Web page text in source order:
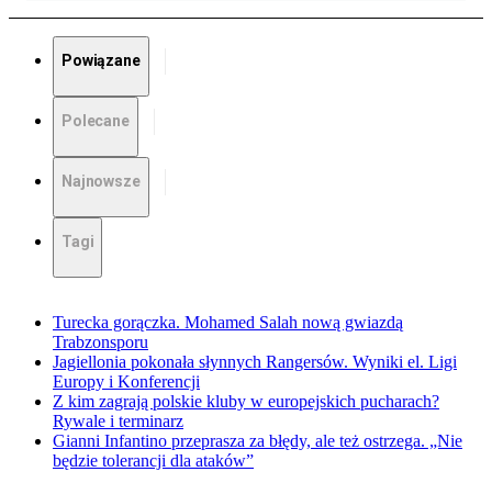
Powiązane
Polecane
Najnowsze
Tagi
Turecka gorączka. Mohamed Salah nową gwiazdą
Trabzonsporu
Jagiellonia pokonała słynnych Rangersów. Wyniki el. Ligi
Europy i Konferencji
Z kim zagrają polskie kluby w europejskich pucharach?
Rywale i terminarz
Gianni Infantino przeprasza za błędy, ale też ostrzega. „Nie
będzie tolerancji dla ataków”